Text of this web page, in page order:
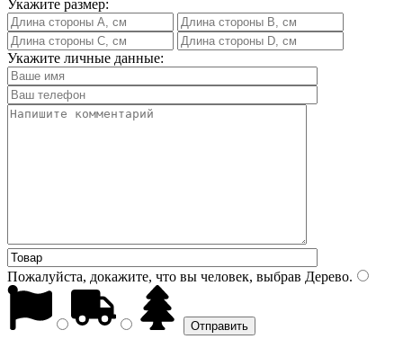
Укажите размер:
Укажите личные данные:
Пожалуйста, докажите, что вы человек, выбрав Дерево.